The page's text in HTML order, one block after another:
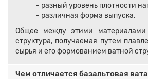
- разный уровень плотности
- различная форма выпуска.
Общее между этими
структура, получаемая путем
сырья и его формованием ватной
Чем отличается базальтовая